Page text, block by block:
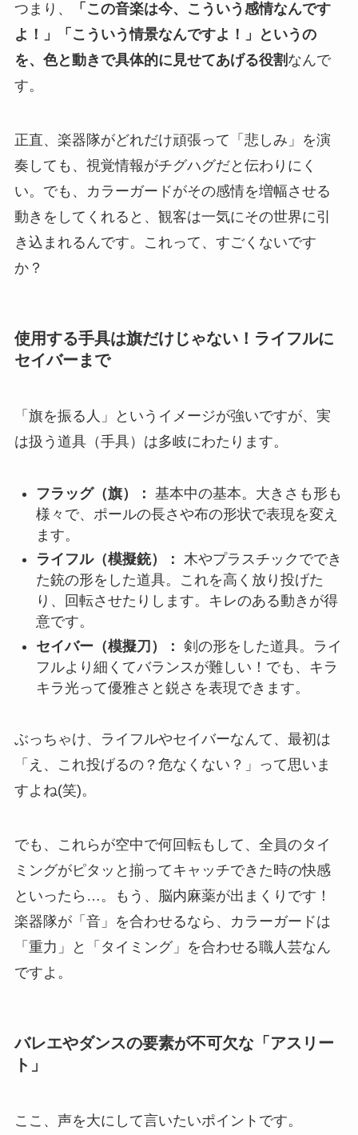
つまり、
「この音楽は今、こういう感情なんです
よ！」「こういう情景なんですよ！」というの
を、色と動きで具体的に見せてあげる役割 なんで
す。
正直、楽器隊がどれだけ頑張って「悲しみ」を演
奏しても、視覚情報がチグハグだと伝わりにく
い。でも、カラーガードがその感情を増幅させる
動きをしてくれると、観客は一気にその世界に引
き込まれるんです。これって、すごくないです
か？
使用する手具は旗だけじゃない！ライフルに
セイバーまで
「旗を振る人」というイメージが強いですが、実
は扱う道具（手具）は多岐にわたります。
フラッグ（旗）： 基本中の基本。大きさも形も
様々で、ポールの長さや布の形状で表現を変え
ます。
ライフル（模擬銃）： 木やプラスチックででき
た銃の形をした道具。これを高く放り投げた
り、回転させたりします。キレのある動きが得
意です。
セイバー（模擬刀）： 剣の形をした道具。ライ
フルより細くてバランスが難しい！でも、キラ
キラ光って優雅さと鋭さを表現できます。
ぶっちゃけ、ライフルやセイバーなんて、最初は
「え、これ投げるの？危なくない？」って思いま
すよね(笑)。
でも、これらが空中で何回転もして、全員のタイ
ミングがピタッと揃ってキャッチできた時の快感
といったら…。もう、脳内麻薬が出まくりです！
楽器隊が「音」を合わせるなら、カラーガードは
「重力」と「タイミング」を合わせる職人芸なん
ですよ。
バレエやダンスの要素が不可欠な「アスリー
ト」
ここ、声を大にして言いたいポイントです。